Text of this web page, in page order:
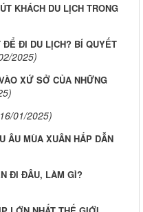
KHÁCH DU LỊCH TRONG
ĐỂ ĐI DU LỊCH? BÍ QUYẾT
2025)
XỨ SỞ CỦA NHỮNG
01/2025)
ÂU MÙA XUÂN HẤP DẪN
ĐI ĐÂU, LÀM GÌ?